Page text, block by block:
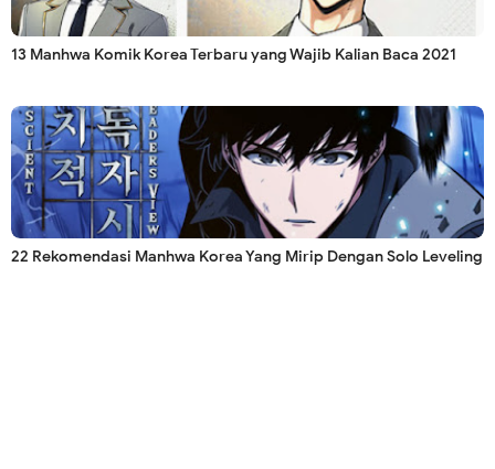
13 Manhwa Komik Korea Terbaru yang Wajib Kalian Baca 2021
22 Rekomendasi Manhwa Korea Yang Mirip Dengan Solo Leveling